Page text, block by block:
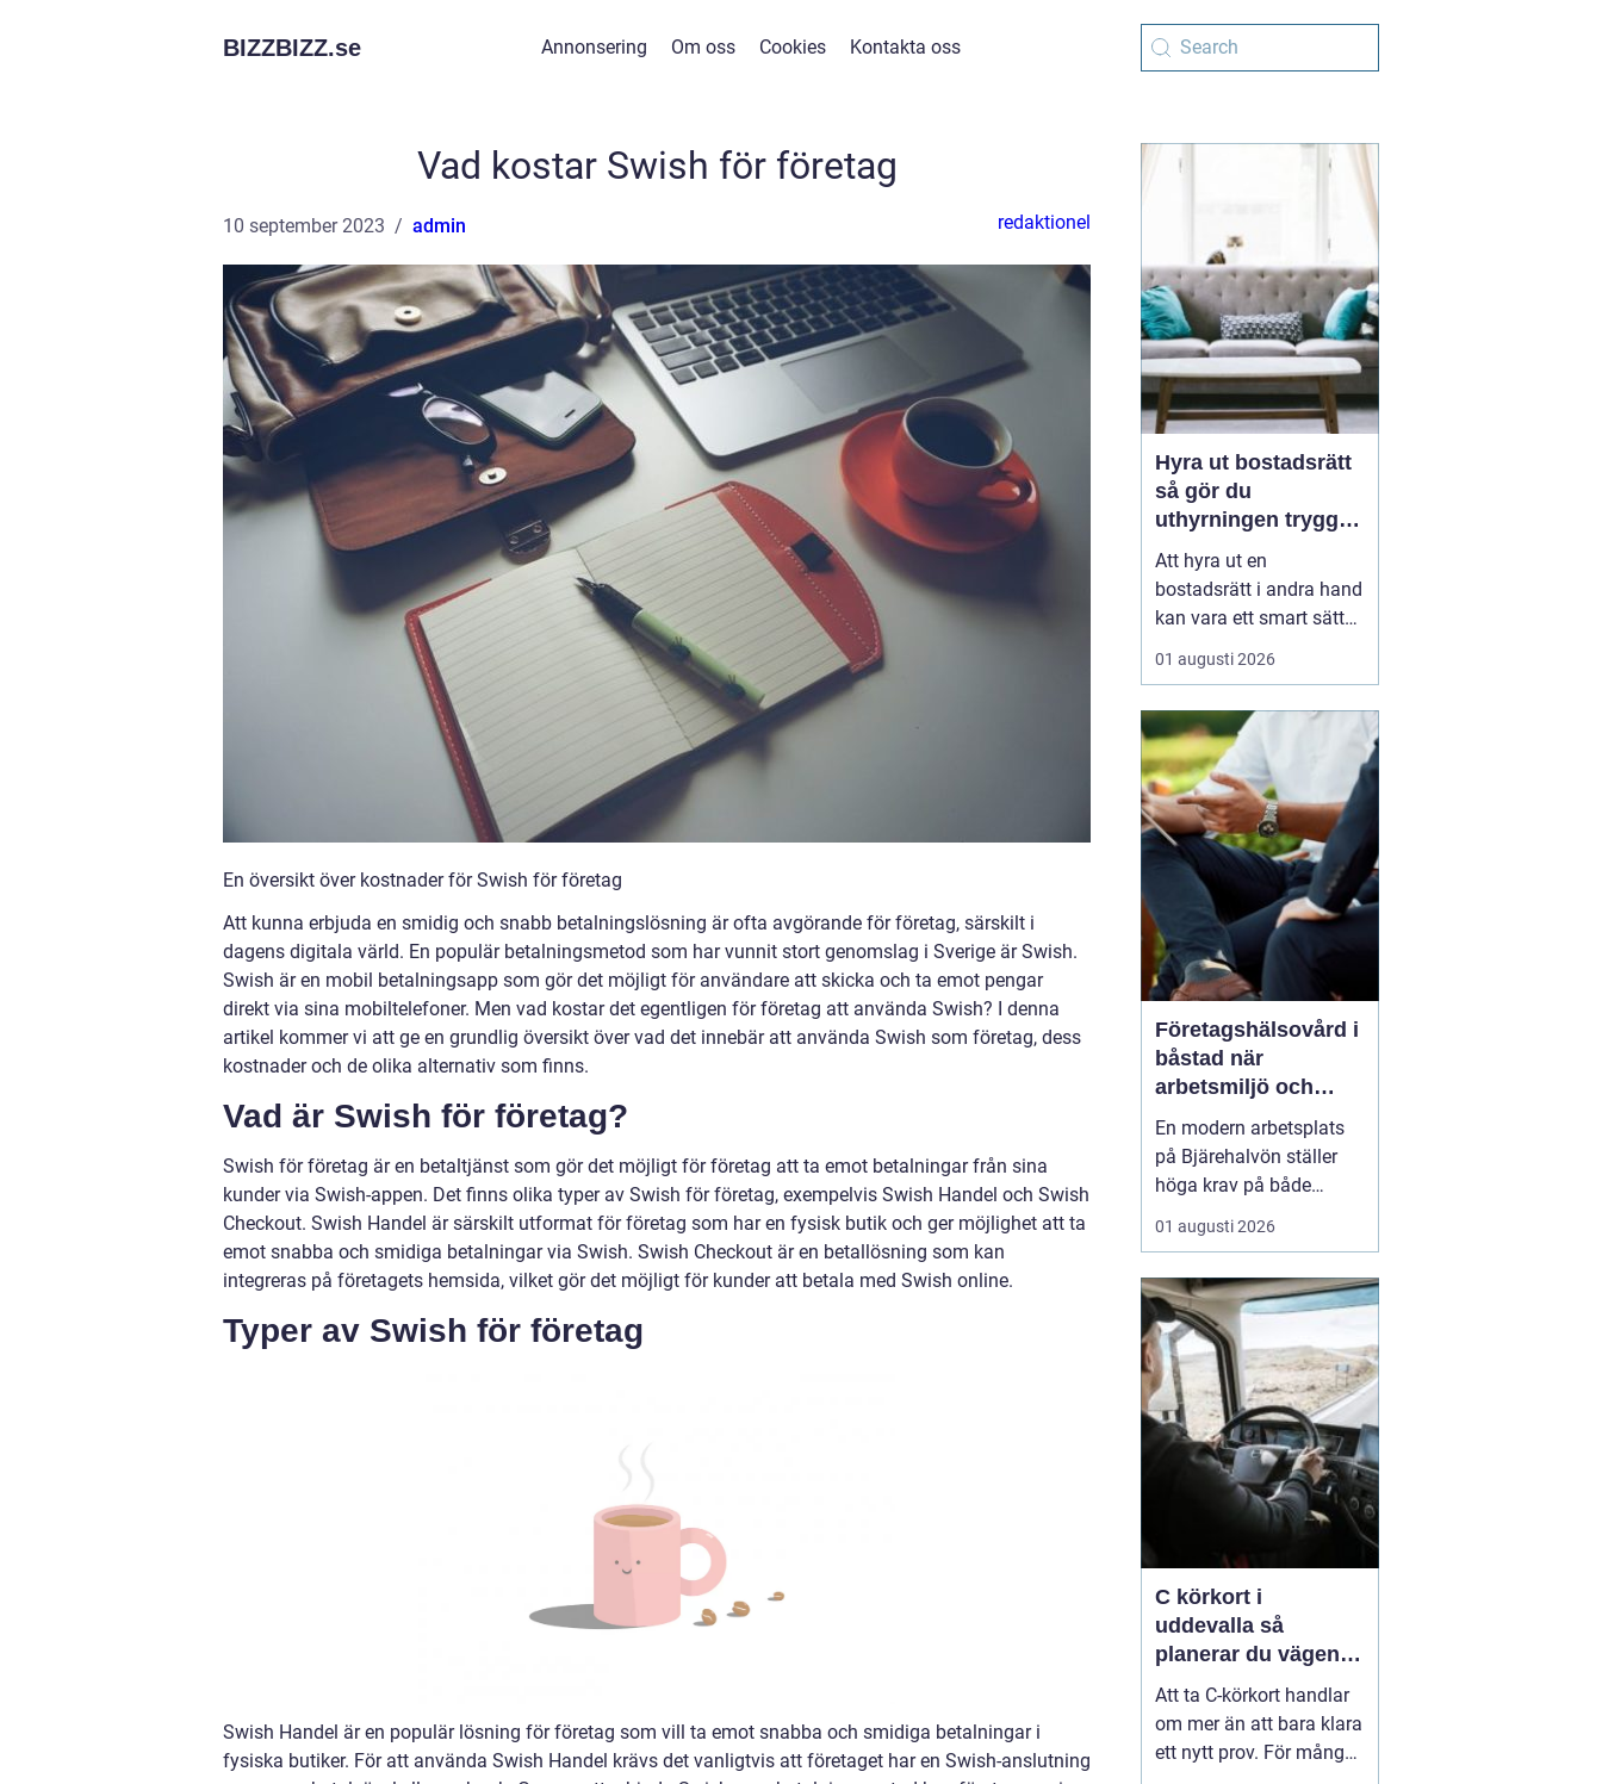
BIZZBIZZ.se Annonsering Om oss Cookies Kontakta oss
Vad kostar Swish för företag
10 september 2023 admin redaktionel
En översikt över kostnader för Swish för företag
Att kunna erbjuda en smidig och snabb betalningslösning är ofta avgörande för företag, särskilt i
dagens digitala värld. En populär betalningsmetod som har vunnit stort genomslag i Sverige är Swish.
Swish är en mobil betalningsapp som gör det möjligt för användare att skicka och ta emot pengar
direkt via sina mobiltelefoner. Men vad kostar det egentligen för företag att använda Swish? I denna
artikel kommer vi att ge en grundlig översikt över vad det innebär att använda Swish som företag, dess
kostnader och de olika alternativ som finns.
Vad är Swish för företag?
Swish för företag är en betaltjänst som gör det möjligt för företag att ta emot betalningar från sina
kunder via Swish-appen. Det finns olika typer av Swish för företag, exempelvis Swish Handel och Swish
Checkout. Swish Handel är särskilt utformat för företag som har en fysisk butik och ger möjlighet att ta
emot snabba och smidiga betalningar via Swish. Swish Checkout är en betallösning som kan
integreras på företagets hemsida, vilket gör det möjligt för kunder att betala med Swish online.
Typer av Swish för företag
Swish Handel är en populär lösning för företag som vill ta emot snabba och smidiga betalningar i
fysiska butiker. För att använda Swish Handel krävs det vanligtvis att företaget har en Swish-anslutning
Hyra ut bostadsrätt
så gör du
uthyrningen trygg,
laglig och lönsam
Att hyra ut en
bostadsrätt i andra hand
kan vara ett smart sätt
att täcka kostnader eller
behålla boendet under
stad. Samtidigt upplever
många att regler,
tillstånd, hyresnivå och
försäkringar känns
krångliga. Med rätt
kunskap gå...
01 augusti 2026
Företagshälsovård i
båstad när
arbetsmiljö och
specialistkunskap
möts
En modern arbetsplats
på Bjärehalvön ställer
höga krav på både
ledning och
medarbetare. Tempot är
breda och gränsen
mellan jobb och privatliv
blir ibland suddig.
Samtidigt förväntas
hållbara prestationer
över tid. I den verkligh...
01 augusti 2026
C körkort i
uddevalla så
planerar du vägen
mot tung lastbil
Att ta C-körkort handlar
om mer än att bara klara
ett nytt prov. För många